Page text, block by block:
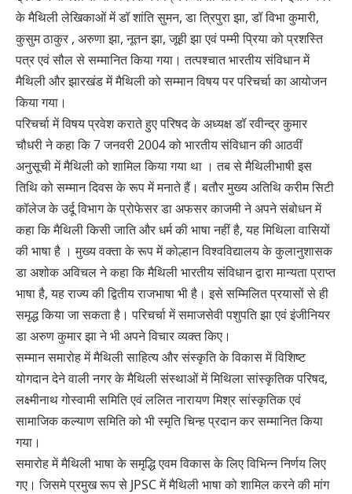
के मैथिली लेखिकाओं में डॉ शांति सुमन, डा त्रिपुरा झा, डॉ विभा कुमारी,
कुसुम ठाकुर , अरुणा झा, नूतन झा, जूही झा एवं पम्मी प्रिया को प्रशस्ति
पत्र एवं सौल से सम्मानित किया गया। तत्पश्चात भारतीय संविधान में
मैथिली और झारखंड में मैथिली को सम्मान विषय पर परिचर्चा का आयोजन
किया गया।
परिचर्चा में विषय प्रवेश कराते हुए परिषद के अध्यक्ष डॉ रवीन्द्र कुमार
चौधरी ने कहा कि 7 जनवरी 2004 को भारतीय संविधान की आठवीं
अनुसूची में मैथिली को शामिल किया गया था । तब से मैथिलीभाषी इस
तिथि को सम्मान दिवस के रूप में मनाते हैं। बतौर मुख्य अतिथि करीम सिटी
कॉलेज के उर्दू विभाग के प्रोफेसर डा अफसर काजमी ने अपने संबोधन में
कहा कि मैथिली किसी जाति और धर्म की भाषा नहीं है, यह मिथिला वासियों
की भाषा है । मुख्य वक्ता के रूप में कोल्हान विश्वविद्यालय के कुलानुशासक
डा अशोक अविचल ने कहा कि मैथिली भारतीय संविधान द्वारा मान्यता प्राप्त
भाषा है, यह राज्य की द्वितीय राजभाषा भी है। इसे सम्मिलित प्रयासों से ही
समृद्ध किया जा सकता है। परिचर्चा में समाजसेवी पशुपति झा एवं इंजीनियर
डा अरुण कुमार झा ने भी अपने विचार व्यक्त किए।
सम्मान समारोह में मैथिली साहित्य और संस्कृति के विकास में विशिष्ट
योगदान देने वाली नगर के मैथिली संस्थाओं में मिथिला सांस्कृतिक परिषद,
लक्ष्मीनाथ गोस्वामी समिति एवं ललित नारायण मिश्र सांस्कृतिक एवं
सामाजिक कल्याण समिति को भी स्मृति चिन्ह प्रदान कर सम्मानित किया
गया।
समारोह में मैथिली भाषा के समृद्धि एवम विकास के लिए विभिन्न निर्णय लिए
गए। जिसमे प्रमुख रूप से JPSC में मैथिली भाषा को शामिल करने की मांग